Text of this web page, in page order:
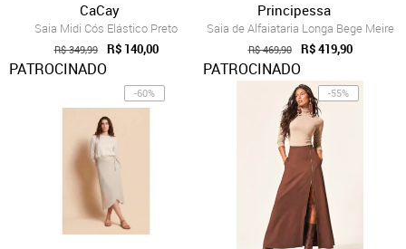
CaCay
Saia Midi Cós Elástico Preto
R$ 349,99 R$ 140,00
PATROCINADO
Principessa
Saia de Alfaiataria Longa Bege Meire
R$ 469,90 R$ 419,90
PATROCINADO
-60% -55%